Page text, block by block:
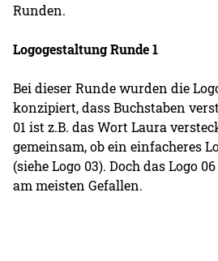
Runden.
Logogestaltung Runde 1
Bei dieser Runde wurden die
konzipiert, dass Buchstaben
01 ist z.B. das Wort Laura
gemeinsam, ob ein einfacheres
(siehe Logo 03). Doch das Logo
am meisten Gefallen.